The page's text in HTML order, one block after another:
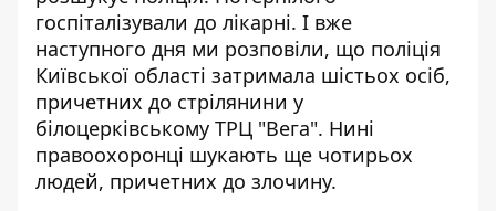
госпіталізували до лікарні. І вже
наступного дня ми розповіли, що поліція
Київської області затримала шістьох осіб,
причетних до стрілянини у
білоцерківському ТРЦ "Вега". Нині
правоохоронці шукають ще чотирьох
людей, причетних до злочину.